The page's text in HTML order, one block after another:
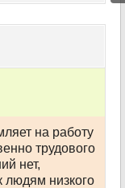
на работу
трудового
нет,
людям низкого